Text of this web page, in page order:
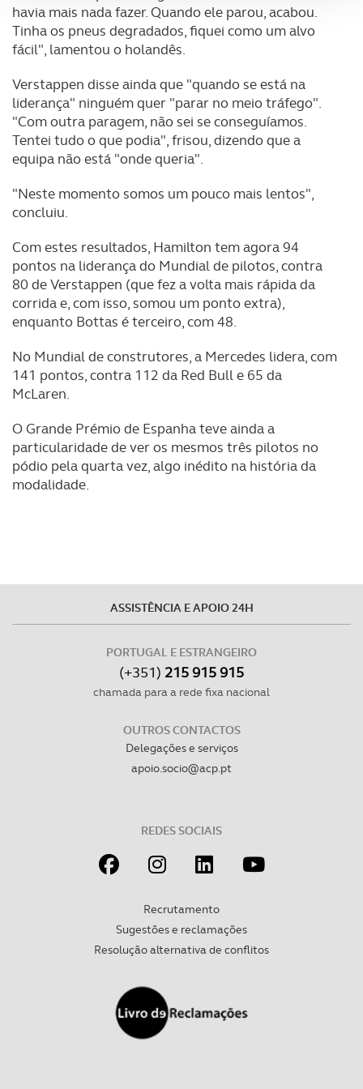
Adicionalmente partilhamos informação, relativa à sua
utilização do nosso site de publicidade e de análise, com
O ACP garantirá que as transferências internacionais de
dados pessoais serão realizadas apenas com o seu
consentimento e quando tal se afigure estritamente
Realçamos que o bloqueio de certo tipo de Cookies e
experiência de navegação no Website e nos serviços
disponibilizados.
Consulte a política de cookies do site.
havia mais nada fazer. Quando ele parou, acabou.
Tinha os pneus degradados, fiquei como um alvo
fácil", lamentou o holandês.
Verstappen disse ainda que "quando se está na
liderança" ninguém quer "parar no meio tráfego".
"Com outra paragem, não sei se conseguíamos.
Tentei tudo o que podia", frisou, dizendo que a
equipa não está "onde queria".
"Neste momento somos um pouco mais lentos",
concluiu.
Com estes resultados, Hamilton tem agora 94
pontos na liderança do Mundial de pilotos, contra
80 de Verstappen (que fez a volta mais rápida da
corrida e, com isso, somou um ponto extra),
enquanto Bottas é terceiro, com 48.
No Mundial de construtores, a Mercedes lidera, com
141 pontos, contra 112 da Red Bull e 65 da
McLaren.
O Grande Prémio de Espanha teve ainda a
particularidade de ver os mesmos três pilotos no
pódio pela quarta vez, algo inédito na história da
modalidade.
ASSISTÊNCIA E APOIO 24H
PORTUGAL E ESTRANGEIRO
(+351) 215 915 915
chamada para a rede fixa nacional
OUTROS CONTACTOS
Delegações e serviços
apoio.socio@acp.pt
REDES SOCIAIS
Recrutamento
Sugestões e reclamações
Resolução alternativa de conflitos